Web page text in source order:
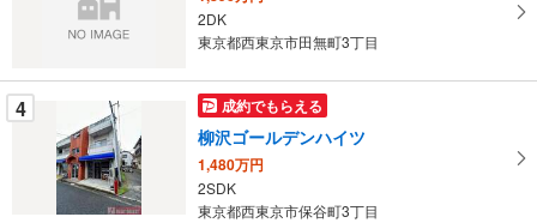
存
す
る
2DK
東京都西東京市田無町3丁目
4 成約でもらえる
柳沢ゴールデンハイツ
1,480万円
2SDK
東京都西東京市保谷町3丁目